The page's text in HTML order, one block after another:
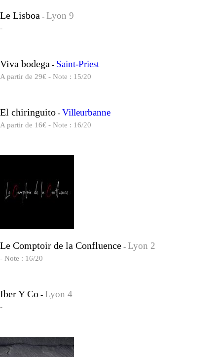
Le Lisboa - Lyon 9
-
Viva bodega - Saint-Priest
A partir de 29€ - Note : 15/20
El chiringuito - Villeurbanne
A partir de 16€ - Note : 16/20
Le Comptoir de la Confluence - Lyon 2
- Note : 16/20
Iber Y Co - Lyon 4
-